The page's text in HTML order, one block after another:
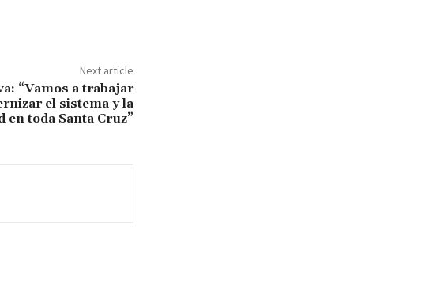
Next article
“Vamos a trabajar
el sistema y la
en toda Santa Cruz”